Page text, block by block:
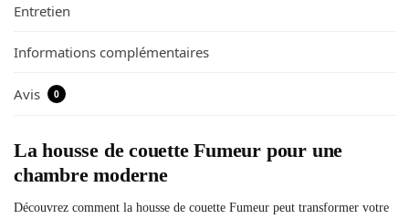
Entretien
Informations complémentaires
Avis 0
La housse de couette Fumeur pour une
chambre moderne
Découvrez comment la housse de couette Fumeur peut transformer votre